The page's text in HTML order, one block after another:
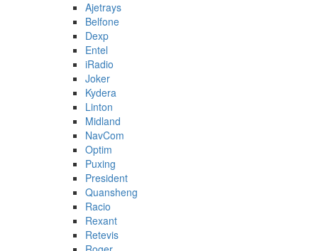
Ajetrays
Belfone
Dexp
Entel
iRadio
Joker
Kydera
Linton
Midland
NavCom
Optim
Puxing
President
Quansheng
Racio
Rexant
Retevis